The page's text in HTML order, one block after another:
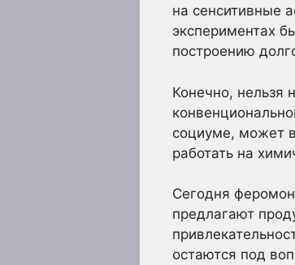
на сенситивные
экспериментах
построению
Конечно, нельзя
социуме, может
работать на
Сегодня
предлагают
остаются под